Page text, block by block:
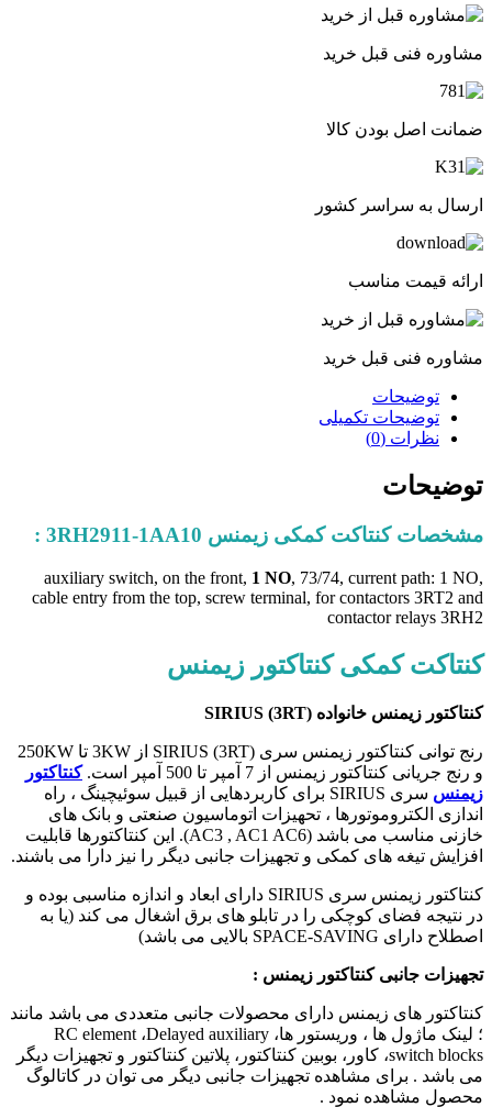
مشاوره فنی قبل خرید
ضمانت اصل بودن کالا
ارسال به سراسر کشور
ارائه قیمت مناسب
مشاوره فنی قبل خرید
توضیحات
توضیحات تکمیلی
نظرات (0)
توضیحات
مشخصات کنتاکت کمکی زیمنس 3RH2911-1AA10 :
auxiliary switch, on the front, 1 NO, 73/74, current path: 1 NO,
cable entry from the top, screw terminal, for contactors 3RT2 and
contactor relays 3RH2
کنتاکت کمکی کنتاکتور زیمنس
کنتاکتور زیمنس خانواده (SIRIUS (3RT
و رنج جریانی کنتاکتور زیمنس از 7 آمپر تا 500 آمپر است.
کنتاکتور
زیمنس
سری SIRIUS برای کاربردهایی از قبیل سوئیچینگ ، راه
اندازی الکتروموتورها ، تحهیزات اتوماسیون صنعتی و بانک های
خازنی مناسب می باشد (AC3 , AC1 AC6). این کنتاکتورها قابلیت
افزایش تیغه های کمکی و تجهیزات جانبی دیگر را نیز دارا می باشند.
کنتاکتور زیمنس سری SIRIUS دارای ابعاد و اندازه مناسبی بوده و
در نتیجه فضای کوچکی را در تابلو های برق اشغال می کند (یا به
اصطلاح دارای SPACE-SAVING بالایی می باشد)
تجهیزات جانبی کنتاکتور زیمنس :
کنتاکتور های زیمنس دارای محصولات جانبی متعددی می باشد مانند
؛ لینک ماژول ها ، وریستور ها، RC element ،Delayed auxiliary
switch blocks، کاور، بوبین کنتاکتور، پلاتین کنتاکتور و تجهیزات دیگر
می باشد . برای مشاهده تجهیزات جانبی دیگر می توان در کاتالوگ
محصول مشاهده نمود .